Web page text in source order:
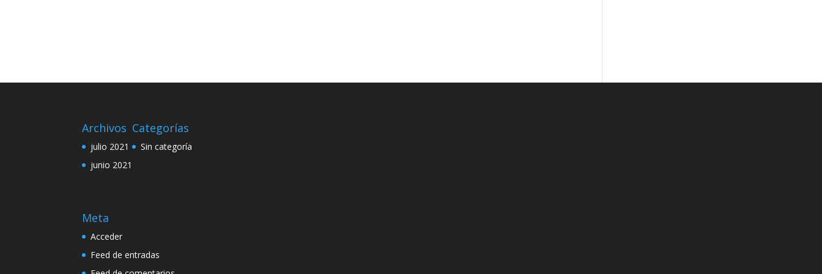
Archivos
julio 2021
junio 2021
Categorías
Sin categoría
Meta
Acceder
Feed de entradas